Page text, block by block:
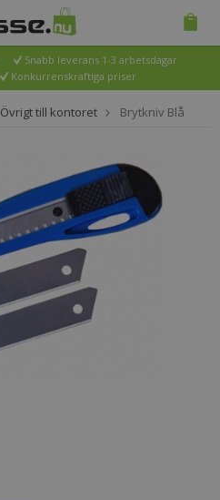
Snabb leverans 1-3 arbetsdagar
Konkurrenskraftiga priser
Övrigt till kontoret Brytkniv Blå